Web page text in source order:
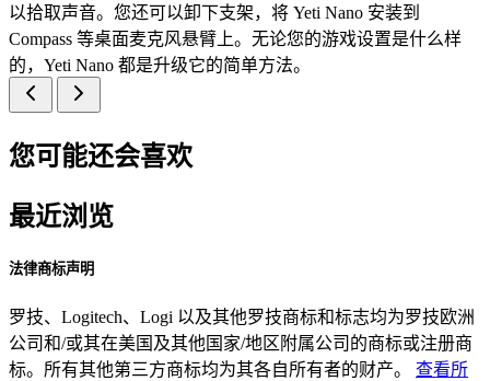
以拾取声音。您还可以卸下支架，将 Yeti Nano 安装到
Compass 等桌面麦克风悬臂上。无论您的游戏设置是什么样
的，Yeti Nano 都是升级它的简单方法。
您可能还会喜欢
最近浏览
法律商标声明
罗技、Logitech、Logi 以及其他罗技商标和标志均为罗技欧洲
公司和/或其在美国及其他国家/地区附属公司的商标或注册商
标。所有其他第三方商标均为其各自所有者的财产。 查看所